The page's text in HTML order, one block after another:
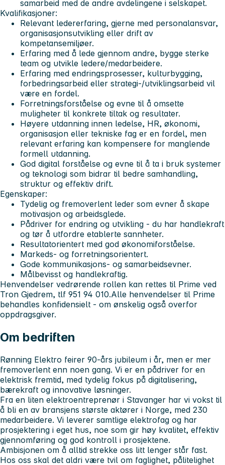
samarbeid med de andre avdelingene i selskapet.
Kvalifikasjoner:
Relevant ledererfaring, gjerne med personalansvar,
organisasjonsutvikling eller drift av
kompetansemiljøer.
Erfaring med å lede gjennom andre, bygge sterke
team og utvikle ledere/medarbeidere.
Erfaring med endringsprosesser, kulturbygging,
forbedringsarbeid eller strategi-/utviklingsarbeid vil
være en fordel.
Forretningsforståelse og evne til å omsette
muligheter til konkrete tiltak og resultater.
Høyere utdanning innen ledelse, HR, økonomi,
organisasjon eller tekniske fag er en fordel, men
relevant erfaring kan kompensere for manglende
formell utdanning.
God digital forståelse og evne til å ta i bruk systemer
og teknologi som bidrar til bedre samhandling,
struktur og effektiv drift.
Egenskaper:
Tydelig og fremoverlent leder som evner å skape
motivasjon og arbeidsglede.
Pådriver for endring og utvikling - du har handlekraft
og tør å utfordre etablerte sannheter.
Resultatorientert med god økonomiforståelse.
Markeds- og forretningsorientert.
Gode kommunikasjons- og samarbeidsevner.
Målbevisst og handlekraftig.
Henvendelser vedrørende rollen kan rettes til Prime ved
Tron Gjedrem, tlf 951 94 010.Alle henvendelser til Prime
behandles konfidensielt - om ønskelig også overfor
oppdragsgiver.
Om bedriften
Rønning Elektro feirer 90-års jubileum i år, men er mer
fremoverlent enn noen gang. Vi er en pådriver for en
elektrisk fremtid, med tydelig fokus på digitalisering,
bærekraft og innovative løsninger.
Fra en liten elektroentreprenør i Stavanger har vi vokst til
å bli en av bransjens største aktører i Norge, med 230
medarbeidere. Vi leverer samtlige elektrofag og har
prosjektering i eget hus, noe som gir høy kvalitet, effektiv
gjennomføring og god kontroll i prosjektene.
Ambisjonen om å alltid strekke oss litt lenger står fast.
Hos oss skal det aldri være tvil om faglighet, pålitelighet